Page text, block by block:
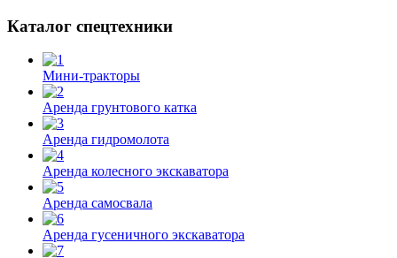
Каталог спецтехники
Мини-тракторы
Аренда грунтового катка
Аренда гидромолота
Аренда колесного экскаватора
Аренда самосвала
Аренда гусеничного экскаватора